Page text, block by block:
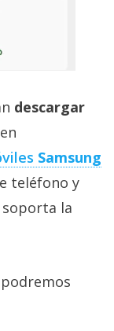
descargar
Samsung
teléfono y
soporta la